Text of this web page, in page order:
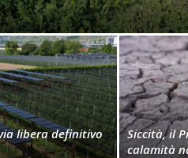
libera definitivo
Siccità, il
calamità